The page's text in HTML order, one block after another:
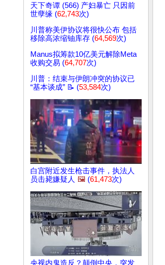
天下奇谭 (566) 产妇暴亡 只因前
世孽缘 (62,743次)
川普称美伊协议将很快公布 包括
移除高浓缩铀库存 (64,569次)
Manus拟筹款10亿美元解除Meta
收购交易 (64,707次)
川普：结束与伊朗冲突的协议已
“基本谈成” 📝 (53,584次)
白宫附近发生枪击事件，执法人
员击毙嫌疑人 🖼️ (61,473次)
央视内鬼造反？颠倒中央，突发